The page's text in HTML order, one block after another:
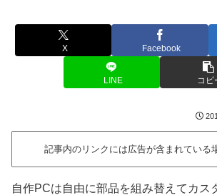
X Facebook
LINE コピ
記事内のリンクには広告が含まれている
自作PCは自由に部品を組み替えてカス